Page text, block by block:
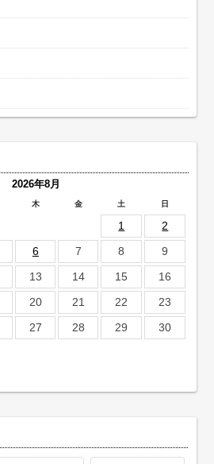
2026年8月
木 金 土 日
1
2
6 7 8
9
13 14 15
16
20 21 22
23
27 28 29
30